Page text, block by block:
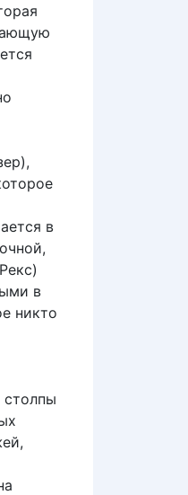
в
в
никто
столпы